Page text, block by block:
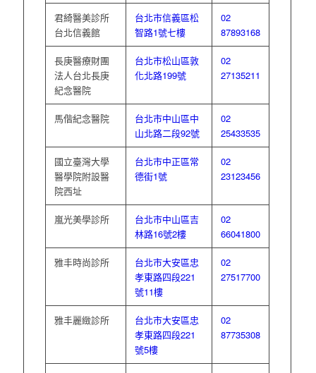
君綺醫美診所
台北信義館
台北市信義區松
智路1號七樓
02
87893168
長庚醫療財團
法人台北長庚
紀念醫院
台北市松山區敦
化北路199號
02
27135211
馬偕紀念醫院
台北市中山區中
山北路二段92號
02
25433535
國立臺灣大學
醫學院附設醫
院西址
台北市中正區常
德街1號
02
23123456
嵐光美學診所
台北市中山區吉
林路16號2樓
02
66041800
雅丰時尚診所
台北市大安區忠
孝東路四段221
號11樓
02
27517700
雅丰麗緻診所
台北市大安區忠
孝東路四段221
號5樓
02
87735308